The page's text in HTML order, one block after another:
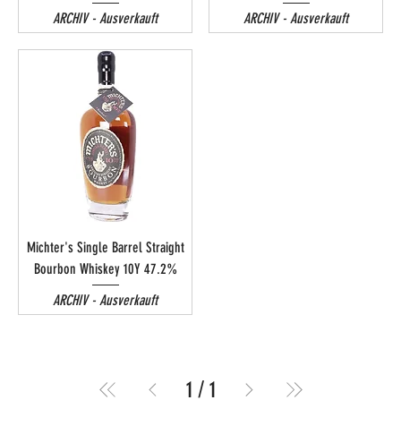
ARCHIV - Ausverkauft
ARCHIV - Ausverkauft
Michter's Single Barrel Straight
Bourbon Whiskey 10Y 47.2%
ARCHIV - Ausverkauft
1 / 1